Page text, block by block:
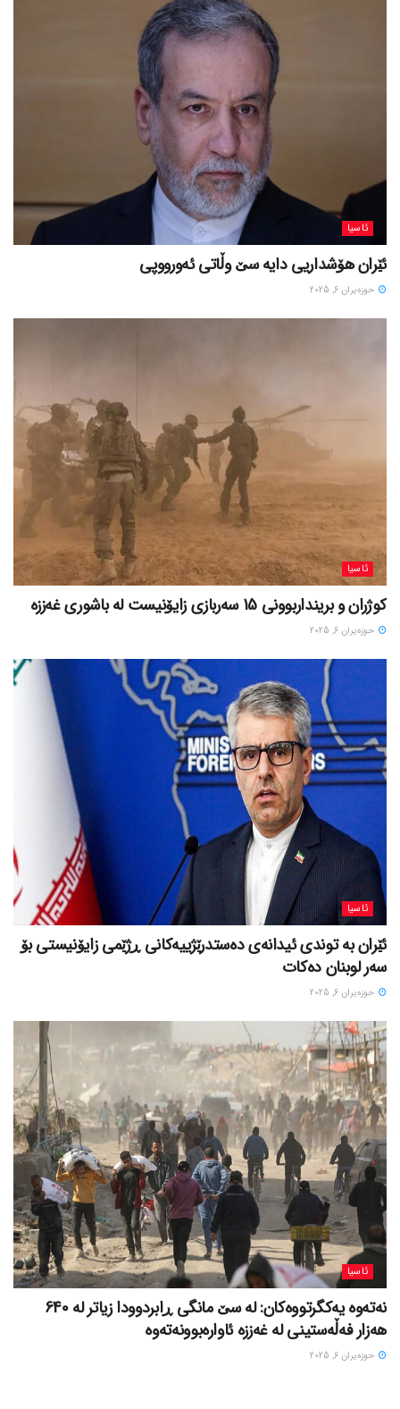
ئاسیا
ئێران هۆشداریی دایە سێ وڵاتی ئەورووپی
حوزه‌یران 6, 2025
ئاسیا
کوژران و برینداربوونی 15 سەربازی زایۆنیست لە باشوری غەززە
حوزه‌یران 6, 2025
ئاسیا
ئێران بە توندی ئیدانەی دەستدرێژییەکانی ڕژێمی زایۆنیستی بۆ
سەر لوبنان دەکات
حوزه‌یران 6, 2025
ئاسیا
نەتەوە یەکگرتووەکان: لە سێ مانگی ڕابردوودا زیاتر لە 640
هەزار فەڵەستینی لە غەززە ئاوارەبوونەتەوە
حوزه‌یران 6, 2025